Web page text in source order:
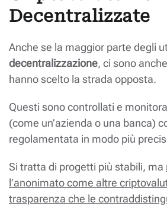
Decentralizzate
Anche se la maggior parte degli
decentralizzazione, ci sono
hanno scelto la strada opposta.
Questi sono controllati e
(come un’azienda o una banca)
regolamentata in modo più
Si tratta di progetti più stabili, ma
l’anonimato come altre
trasparenza che le